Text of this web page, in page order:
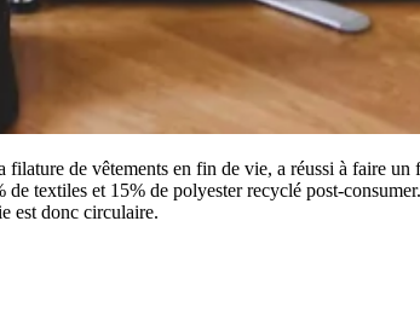
de vêtements en fin de vie, a réussi à faire
textiles et 15% de polyester recyclé post-
est donc circulaire.